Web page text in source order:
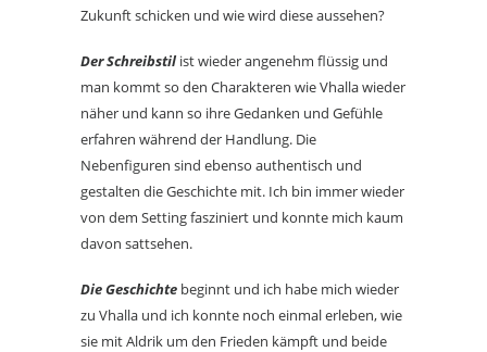
Zukunft schicken und wie wird diese aussehen?
Der Schreibstilist wieder angenehm flüssig und
man kommt so den Charakteren wie Vhalla wieder
näher und kann so ihre Gedanken und Gefühle
erfahren während der Handlung. Die
Nebenfiguren sind ebenso authentisch und
gestalten die Geschichte mit. Ich bin immer wieder
von dem Setting fasziniert und konnte mich kaum
davon sattsehen.
Die Geschichte beginnt und ich habe mich wieder
zu Vhalla und ich konnte noch einmal erleben, wie
sie mit Aldrik um den Frieden kämpft und beide